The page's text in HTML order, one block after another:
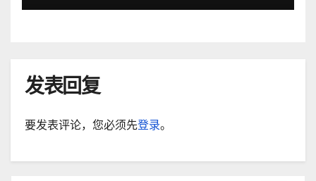
发表回复
要发表评论，您必须先登录。